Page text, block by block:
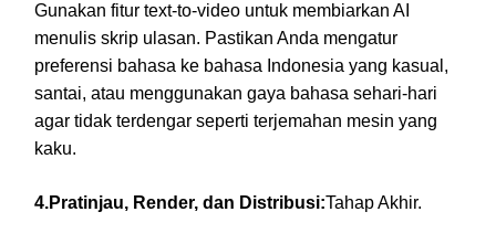
Gunakan fitur text-to-video untuk membiarkan AI
menulis skrip ulasan. Pastikan Anda mengatur
preferensi bahasa ke bahasa Indonesia yang kasual,
santai, atau menggunakan gaya bahasa sehari-hari
agar tidak terdengar seperti terjemahan mesin yang
kaku.
4.Pratinjau, Render, dan Distribusi:Tahap Akhir.